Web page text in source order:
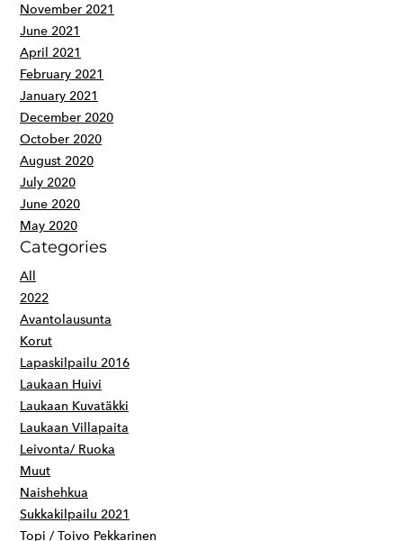
November 2021
June 2021
April 2021
February 2021
January 2021
December 2020
October 2020
August 2020
July 2020
June 2020
May 2020
Categories
All
2022
Avantolausunta
Korut
Lapaskilpailu 2016
Laukaan Huivi
Laukaan Kuvatäkki
Laukaan Villapaita
Leivonta/ Ruoka
Muut
Naishehkua
Sukkakilpailu 2021
Topi / Toivo Pekkarinen